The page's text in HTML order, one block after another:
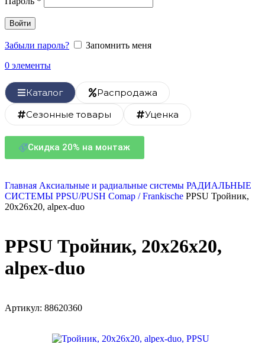
Войти
Забыли пароль?
Запомнить меня
0 элементы
Каталог
Распродажа
Сезонные товары
Уценка
Скидка 20% на монтаж
Главная Аксиальные и радиальные системы РАДИАЛЬНЫЕ
СИСТЕМЫ PPSU/PUSH Comap / Frankische PPSU Тройник,
20х26х20, alpex-duo
PPSU Тройник, 20х26х20,
alpex-duo
Артикул: 88620360